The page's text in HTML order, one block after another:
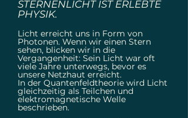
STERNENLICHT IST ERLEBTE
PHYSIK.
Licht erreicht uns in Form von
Photonen. Wenn wir einen Stern
sehen, blicken wir in die
Vergangenheit: Sein Licht war oft
viele Jahre unterwegs, bevor es
unsere Netzhaut erreicht.
In der Quantenfeldtheorie wird Licht
gleichzeitig als Teilchen und
elektromagnetische Welle
beschrieben.